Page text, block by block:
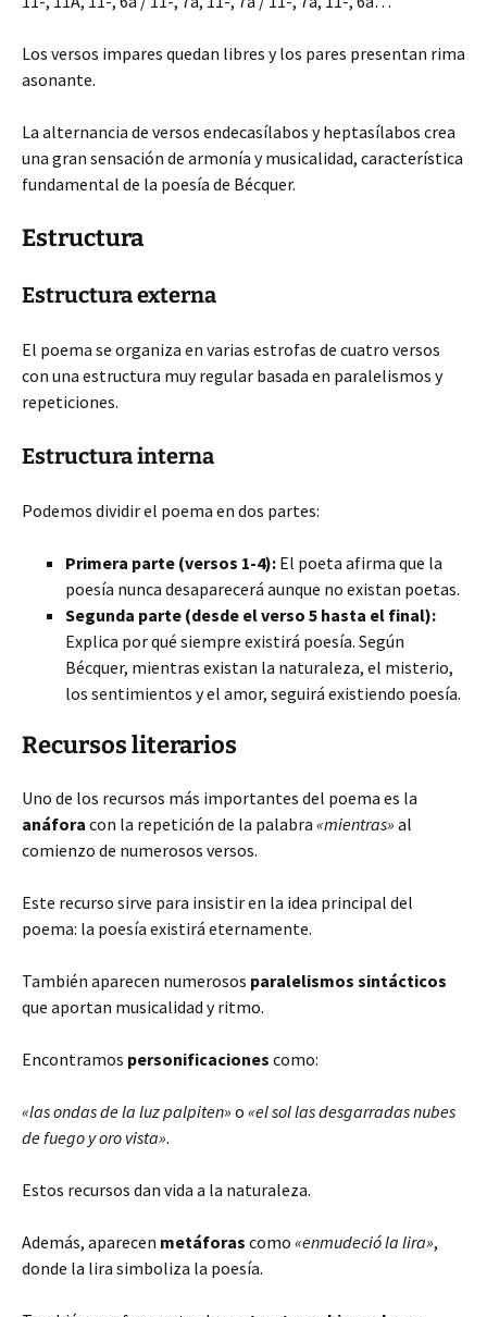
Los versos impares quedan libres y los pares presentan rima
asonante.
La alternancia de versos endecasílabos y heptasílabos crea
una gran sensación de armonía y musicalidad, característica
fundamental de la poesía de Bécquer.
Estructura
Estructura externa
El poema se organiza en varias estrofas de cuatro versos
con una estructura muy regular basada en paralelismos y
repeticiones.
Estructura interna
Podemos dividir el poema en dos partes:
Primera parte (versos 1-4): El poeta afirma que la
poesía nunca desaparecerá aunque no existan poetas.
Segunda parte (desde el verso 5 hasta el final):
Explica por qué siempre existirá poesía. Según
Bécquer, mientras existan la naturaleza, el misterio,
los sentimientos y el amor, seguirá existiendo poesía.
Recursos literarios
Uno de los recursos más importantes del poema es la
anáfora con la repetición de la palabra «mientras» al
comienzo de numerosos versos.
Este recurso sirve para insistir en la idea principal del
poema: la poesía existirá eternamente.
También aparecen numerosos paralelismos sintácticos
que aportan musicalidad y ritmo.
Encontramos personificaciones como:
«las ondas de la luz palpiten» o «el sol las desgarradas nubes
de fuego y oro vista».
Estos recursos dan vida a la naturaleza.
Además, aparecen metáforas como «enmudeció la lira»,
donde la lira simboliza la poesía.